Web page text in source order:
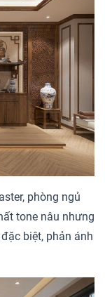
phòng ngủ
tone nâu nhưng
biệt, phản ánh